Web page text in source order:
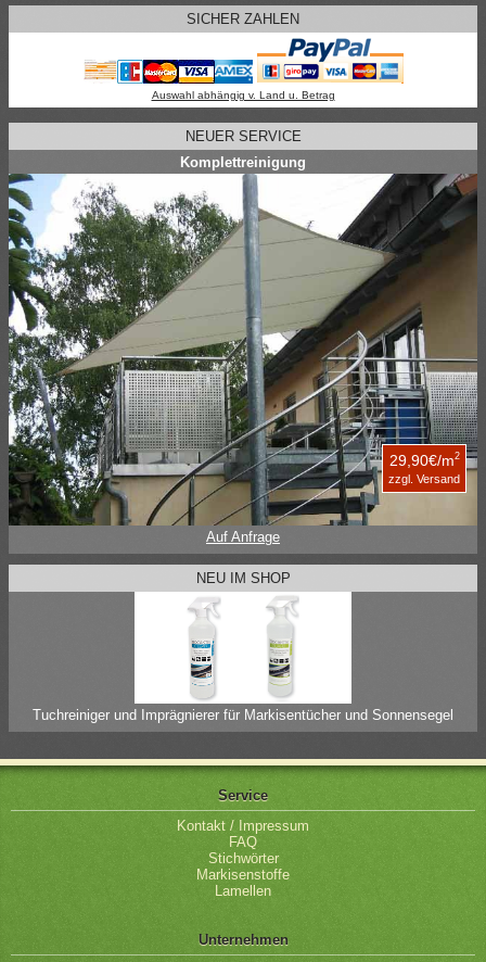
SICHER ZAHLEN
Auswahl abhängig v. Land u. Betrag
NEUER SERVICE
Komplettreinigung
29,90€/m2
zzgl. Versand
Auf Anfrage
NEU IM SHOP
Tuchreiniger und Imprägnierer für Markisentücher und Sonnensegel
Service
Kontakt / Impressum
FAQ
Stichwörter
Markisenstoffe
Lamellen
Unternehmen